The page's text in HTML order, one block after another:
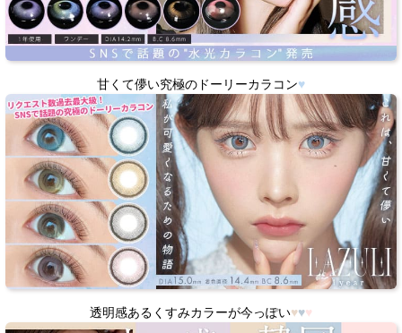
甘くて儚い究極のドーリーカラコン♥
透明感あるくすみカラーが今っぽい♥♥♥